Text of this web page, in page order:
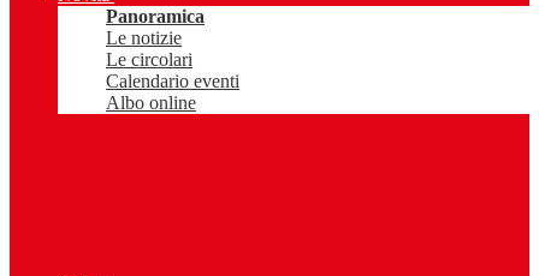
Panoramica
Le notizie
Le circolari
Calendario eventi
Albo online